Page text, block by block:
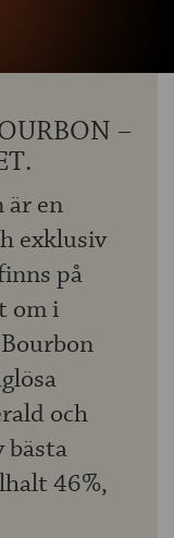
–
är en
exklusiv
på
om i
och
bästa
46%,